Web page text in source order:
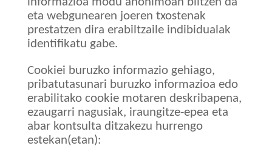
eta webgunearen joeren txostenak
prestatzen dira erabiltzaile indibidualak
identifikatu gabe.
Cookiei buruzko informazio gehiago,
pribatutasunari buruzko informazioa edo
erabilitako cookie motaren deskribapena,
ezaugarri nagusiak, iraungitze-epea eta
abar kontsulta ditzakezu hurrengo
estekan(etan):